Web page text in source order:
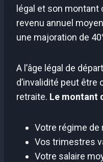
légal et son montant
revenu annuel
une majoration de
A l’âge légal de
d’invalidité peut être
retraite. Le montant
Votre régime de
Vos trimestres
Votre salaire